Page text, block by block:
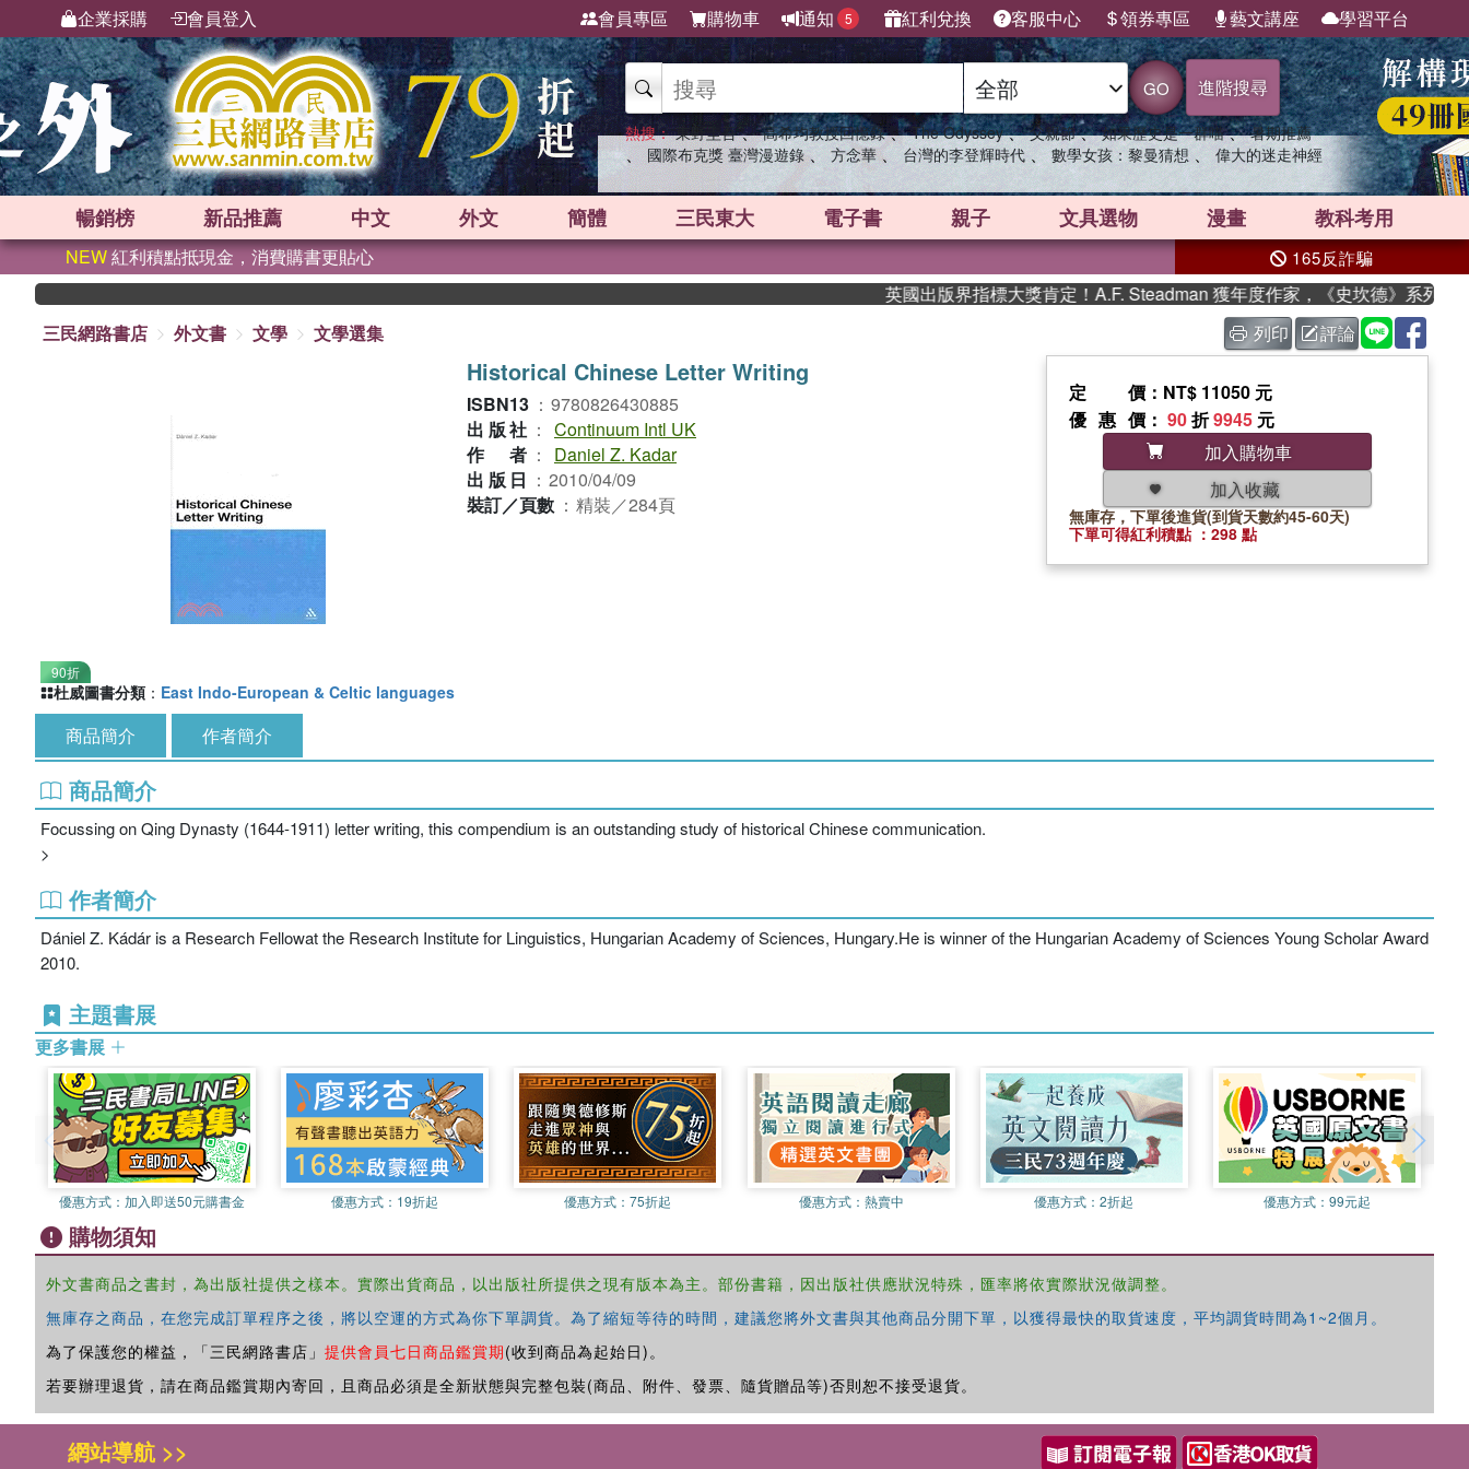
企業採購 會員登入 會員專區 購物車 通知 5 紅利兌換 客服中心 領券專區 藝文講座 學習平台
GO 進階搜尋
熱搜： 東野圭吾 、 高希均教授回憶錄 、 The Odyssey 、 父親節 、 如果歷史是一群喵 、 暑期推薦
、 國際布克獎 臺灣漫遊錄 、 方念華 、 台灣的李登輝時代 、 數學女孩：黎曼猜想 、 偉大的迷走神經
暢銷榜 新品推薦 中文 外文 簡體 三民東大 電子書 親子 文具選物 漫畫 教科考用
NEW紅利積點抵現金，消費購書更貼心 165反詐騙
英國出版界指標大獎肯定！A.F. Steadman 獲年度作家，《史坎德》系列帶你踏
三民網路書店
外文書 文學 文學選集 列印 評論
90折
Historical Chinese Letter Writing
ISBN13 ： 9780826430885
出版社 ： Continuum Intl UK
作者 ：
Daniel Z. Kadar
出版日 ： 2010/04/09
裝訂／頁數 ： 精裝／284頁
定價 ：NT$ 11050 元
優惠價 ： 90折9945 元
加入購物車
加入收藏
無庫存，下單後進貨(到貨天數約45-60天)
下單可得紅利積點 ：298 點
杜威圖書分類 ： East Indo-European & Celtic languages
商品簡介 作者簡介
商品簡介
Focussing on Qing Dynasty (1644-1911) letter writing, this compendium is an outstanding study of historical Chinese communication.
>
作者簡介
Dániel Z. Kádár is a Research Fellowat the Research Institute for Linguistics, Hungarian Academy of Sciences, Hungary.He is winner of the Hungarian Academy of Sciences Young Scholar Award
2010.
主題書展
更多書展
優惠方式： 加入即送50元購書金 優惠方式： 19折起 優惠方式：75折起 優惠方式： 熱賣中 優惠方式：2折起 優惠方式：99元起
購物須知
外文書商品之書封，為出版社提供之樣本。實際出貨商品，以出版社所提供之現有版本為主。部份書籍，因出版社供應狀況特殊，匯率將依實際狀況做調整。
無庫存之商品，在您完成訂單程序之後，將以空運的方式為你下單調貨。為了縮短等待的時間，建議您將外文書與其他商品分開下單，以獲得最快的取貨速度，平均調貨時間為1~2個月。
為了保護您的權益，「三民網路書店」 提供會員七日商品鑑賞期(收到商品為起始日)。
若要辦理退貨，請在商品鑑賞期內寄回，且商品必須是全新狀態與完整包裝(商品、附件、發票、隨貨贈品等)否則恕不接受退貨。
網站導航 >>